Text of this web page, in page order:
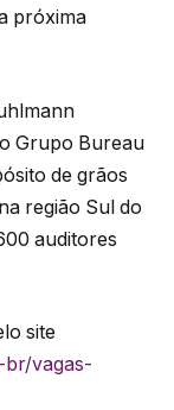
próxima
Grupo Bureau
de grãos
região Sul do
auditores
site
br/vagas-